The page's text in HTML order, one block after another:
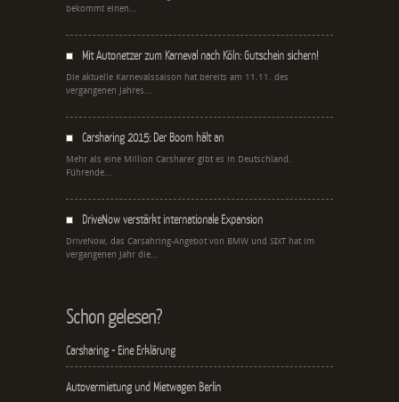
bekommt einen...
Mit Autonetzer zum Karneval nach Köln: Gutschein sichern!
Die aktuelle Karnevalssaison hat bereits am 11.11. des
vergangenen Jahres...
Carsharing 2015: Der Boom hält an
Mehr als eine Million Carsharer gibt es in Deutschland.
Führende...
DriveNow verstärkt internationale Expansion
DriveNow, das Carsahring-Angebot von BMW und SIXT hat im
vergangenen Jahr die...
Schon gelesen?
Carsharing - Eine Erklärung
Autovermietung und Mietwagen Berlin